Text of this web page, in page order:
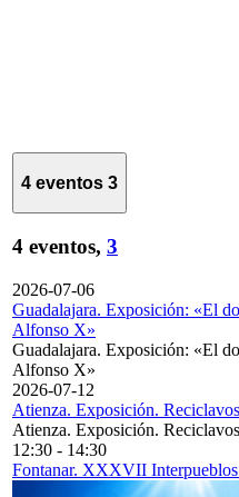
4 eventos 3
4 eventos, 3
2026-07-06
Guadalajara. Exposición: «El
Alfonso X»
Guadalajara. Exposición: «El
Alfonso X»
2026-07-12
Atienza. Exposición. Reciclavos
Atienza. Exposición. Reciclavos
12:30 - 14:30
Fontanar. XXXVII Interpueblos